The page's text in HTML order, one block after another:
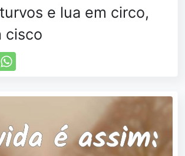
e lua em circo,
cisco